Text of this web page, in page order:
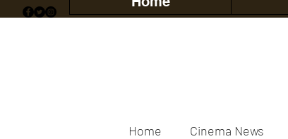
Home Cinema News